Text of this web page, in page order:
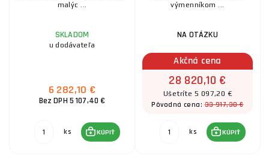
malýc ...
SKLADOM
u dodávateľa
6 282,10 €
Bez DPH 5 107,40 €
ks KÚPIŤ
výmenníkom ...
NA OTÁZKU
Akčná cena
28 820,10 €
Ušetríte 5 097,20 €
Pôvodná cena:33 917,30 €
ks KÚPIŤ